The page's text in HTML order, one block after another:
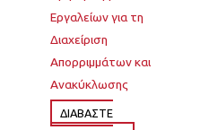
Εργαλείων για τη
Διαχείριση
Απορριμμάτων και
Ανακύκλωσης
ΔΙΆΒΑΣΤΕ